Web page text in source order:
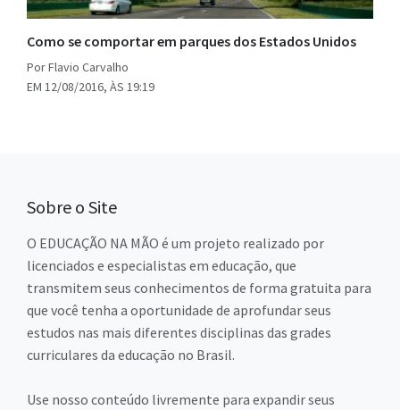
Como se comportar em parques dos Estados Unidos
Por Flavio Carvalho
EM 12/08/2016, ÀS 19:19
Sobre o Site
O EDUCAÇÃO NA MÃO é um projeto realizado por
licenciados e especialistas em educação, que
transmitem seus conhecimentos de forma gratuita para
que você tenha a oportunidade de aprofundar seus
estudos nas mais diferentes disciplinas das grades
curriculares da educação no Brasil.
Use nosso conteúdo livremente para expandir seus